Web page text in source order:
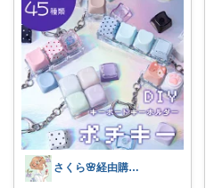
さくら🌸経由購入ありがとう😊